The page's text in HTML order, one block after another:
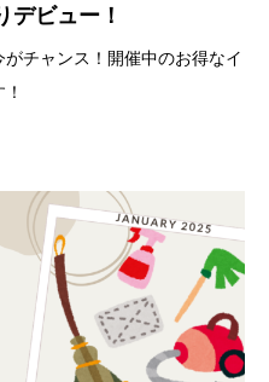
デビュー！
チャンス！開催中のお得なイ